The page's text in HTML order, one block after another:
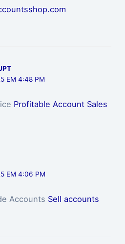
EM 4:48 PM
Profitable Account Sales
EM 4:06 PM
Accounts Sell accounts